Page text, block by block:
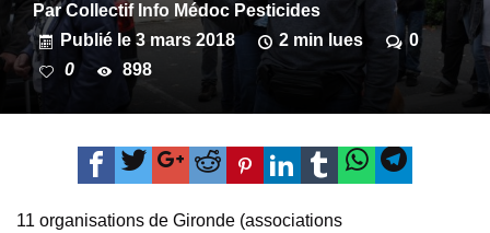
ParCollectif Info Médoc Pesticides
Publié le 3 mars 2018 2 min lues
0
0
898
11 organisations de Gironde (associations